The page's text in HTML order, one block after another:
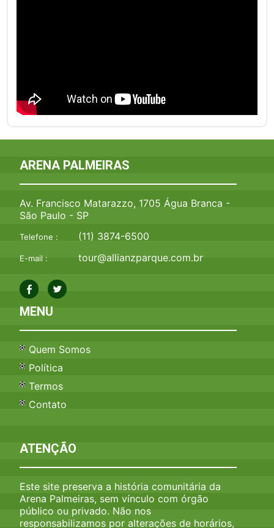
ARENA PALMEIRAS
Av. Francisco Matarazzo, 1705 Água Branca -
São Paulo - SP
Telefone : (11) 3874-6500
E-mail : tour@allianzparque.com.br
MENU
Quem Somos
Política
Termos
Contato
ATENÇÃO
Este site preserva a história comunitária da
Arena Palmeiras, sem vínculo com órgão
público ou privado. Não nos
responsabilizamos por alterações de horários,